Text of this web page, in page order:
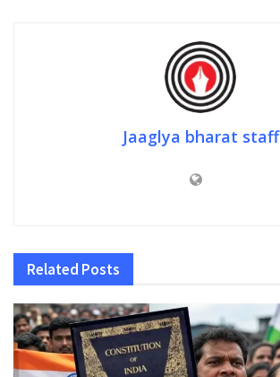
Jaaglya bharat staff
Related Posts